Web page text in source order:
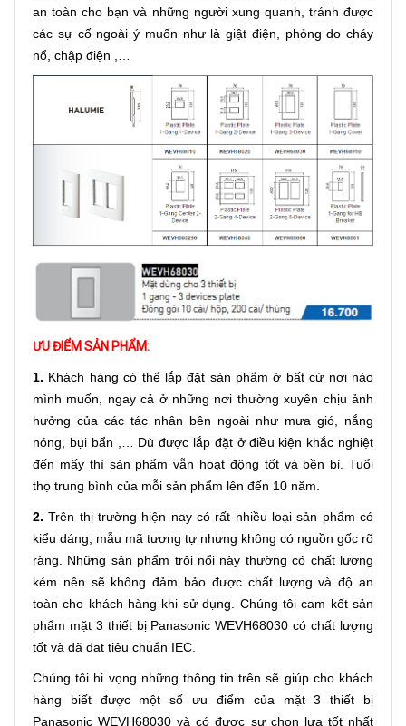
an toàn cho bạn và những người xung quanh, tránh được
các sự cố ngoài ý muốn như là giật điện, phỏng do cháy
nổ, chập điện ,…
ƯU ĐIỂM SẢN PHẨM:
1. Khách hàng có thể lắp đặt sản phẩm ở bất cứ nơi nào
mình muốn, ngay cả ở những nơi thường xuyên chịu ảnh
hưởng của các tác nhân bên ngoài như mưa gió, nắng
nóng, bụi bẩn ,… Dù được lắp đặt ở điều kiện khắc nghiệt
đến mấy thì sản phẩm vẫn hoạt động tốt và bền bỉ. Tuổi
thọ trung bình của mỗi sản phẩm lên đến 10 năm.
2. Trên thị trường hiện nay có rất nhiều loại sản phẩm có
kiểu dáng, mẫu mã tương tự nhưng không có nguồn gốc rõ
ràng. Những sản phẩm trôi nổi này thường có chất lượng
kém nên sẽ không đảm bảo được chất lượng và độ an
toàn cho khách hàng khi sử dụng. Chúng tôi cam kết sản
phẩm mặt 3 thiết bị Panasonic WEVH68030 có chất lượng
tốt và đã đạt tiêu chuẩn IEC.
Chúng tôi hi vọng những thông tin trên sẽ giúp cho khách
hàng biết được một số ưu điểm của mặt 3 thiết bị
Panasonic WEVH68030 và có được sự chọn lựa tốt nhất